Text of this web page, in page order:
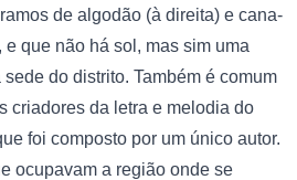
de algodão (à direita) e cana-
que não há sol, mas sim uma
do distrito. Também é comum
criadores da letra e melodia do
foi composto por um único autor.
ocupavam a região onde se